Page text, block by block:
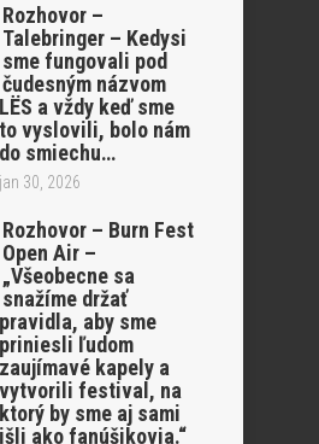
Rozhovor –
Talebringer – Kedysi
sme fungovali pod
čudesným názvom
LËS a vždy keď sme
to vyslovili, bolo nám
do smiechu…
jan 30, 2026
Rozhovor – Burn Fest
Open Air –
„Všeobecne sa
snažíme držať
pravidla, aby sme
priniesli ľudom
zaujímavé kapely a
vytvorili festival, na
ktorý by sme aj sami
išli ako fanúšikovia.“